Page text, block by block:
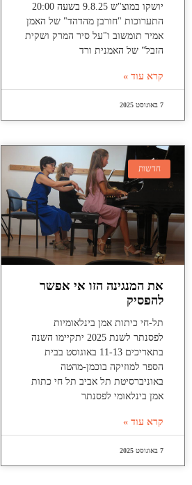
יושקו במוצ"ש 9.8.25 בשעה 20:00
התערוכות "חורבן מהדהד" של האמן
אמיר תומשוב ו"על סיר המרק ושקית
הזבל" של האמנית ורד
קרא עוד »
7 באוגוסט 2025
חדשות
את המנגינה הזו אי אפשר
להפסיק
תל-חי כיתות אמן בינלאומיות
לפסנתר לשנת 2025 יתקיימו השנה
בתאריכים 11-13 באוגוסט בבית
הספר למוזיקה בוכמן-מהטה
באוניברסיטת תל אביב תל חי כתות
אמן בינלאומי לפסנתר
קרא עוד »
7 באוגוסט 2025